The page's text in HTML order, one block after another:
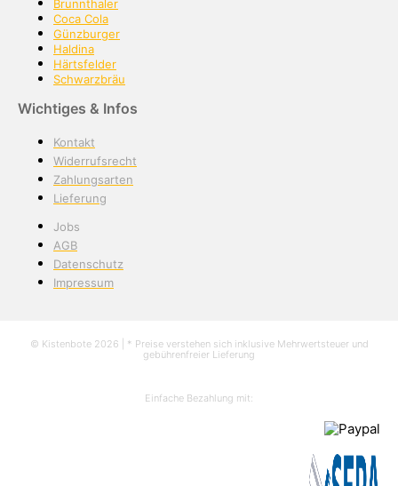
Brunnthaler
Coca Cola
Günzburger
Haldina
Härtsfelder
Schwarzbräu
Wichtiges & Infos
Kontakt
Widerrufsrecht
Zahlungsarten
Lieferung
Jobs
AGB
Datenschutz
Impressum
© Kistenbote 2026 | * Preise verstehen sich inklusive Mehrwertsteuer und
gebührenfreier Lieferung
Einfache Bezahlung mit: